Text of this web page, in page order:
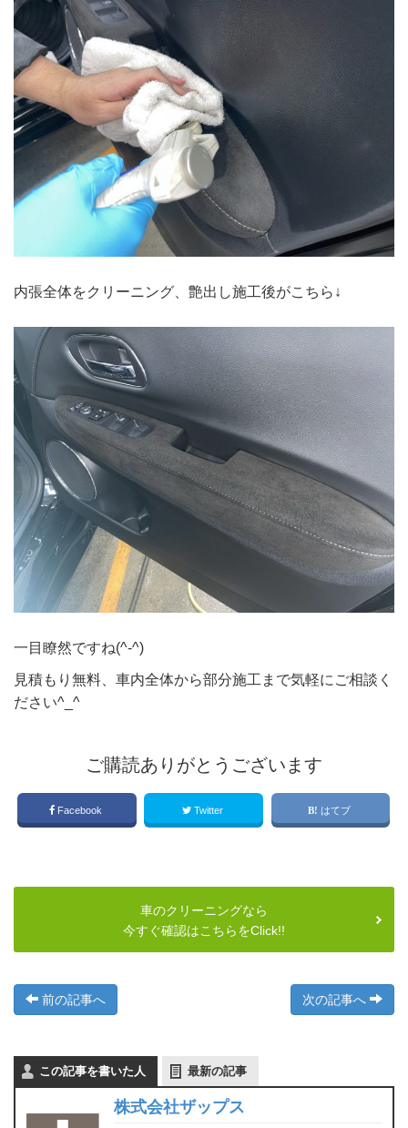
内張全体をクリーニング、艶出し施工後がこちら↓
一目瞭然ですね(^-^)
見積もり無料、車内全体から部分施工まで気軽にご相談く
ださい^_^
ご購読ありがとうございます
Facebook Twitter はてブ
車のクリーニングなら
今すぐ確認はこちらをClick!!
前の記事へ 次の記事へ
この記事を書いた人 最新の記事
株式会社ザップス